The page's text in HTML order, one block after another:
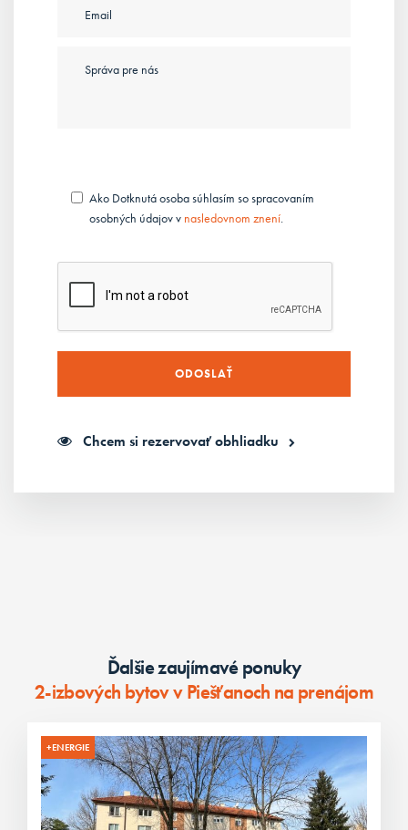
Ako Dotknutá osoba súhlasím so spracovaním
osobných údajov v nasledovnom znení.
Chcem si rezervovať obhliadku
Ďalšie zaujímavé ponuky
2-izbových bytov v Piešťanoch na prenájom
+ENERGIE